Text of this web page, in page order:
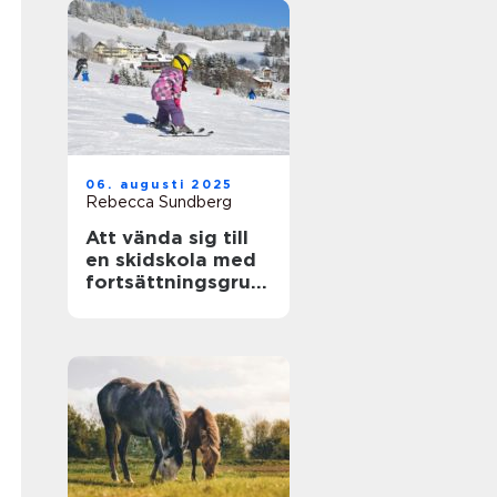
06. augusti 2025
Rebecca Sundberg
Att vända sig till
en skidskola med
fortsättningsgrup